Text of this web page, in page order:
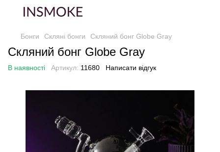
Бонги Скляні бонги Скляний бонг Globe Gray
Скляний бонг Globe Gray
В наявності Артикул: 11680 Написати відгук